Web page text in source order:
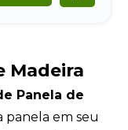
Madeira
Panela de
panela em seu